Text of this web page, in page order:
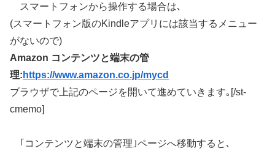
スマートフォンから操作する場合は､
(スマートフォン版のKindleアプリには該当するメニュー
がないので)
Amazon コンテンツと端末の管
理: https://www.amazon.co.jp/mycd
ブラウザで上記のページを開いて進めていきます｡[/st-
cmemo]
｢コンテンツと端末の管理｣ページへ移動すると､